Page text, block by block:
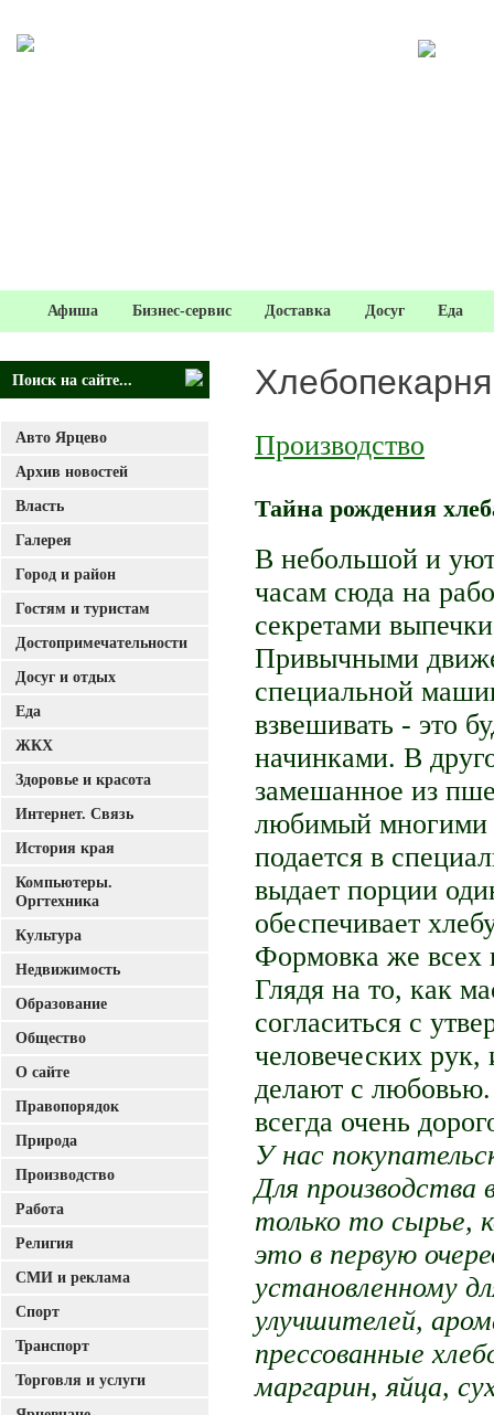
Афиша Бизнес-сервис Доставка Досуг Еда
Производство
Тайна рождения
В небольшой и
часам сюда на
секретами
Привычными
специальной
взвешивать - это
начинками. В
замешанное из
любимый многими
подается в
выдает порции
обеспечивает
Формовка же всех
Глядя на то, как
согласиться с
человеческих рук,
делают с
всегда очень
У нас
Для производства
только то сырье,
это в первую
установленному
улучшителей,
прессованные
маргарин, яйца,
Авто Ярцево
Архив новостей
Власть
Галерея
Город и район
Гостям и туристам
Достопримечательности
Досуг и отдых
Еда
ЖКХ
Здоровье и красота
Интернет. Связь
История края
Компьютеры.
Оргтехника
Культура
Недвижимость
Образование
Общество
О сайте
Правопорядок
Природа
Производство
Работа
Религия
СМИ и реклама
Спорт
Транспорт
Торговля и услуги